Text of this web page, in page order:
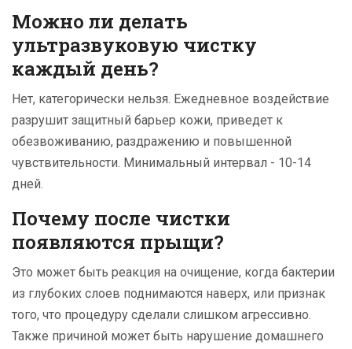
Можно ли делать
ультразвуковую чистку
каждый день?
Нет, категорически нельзя. Ежедневное воздействие
разрушит защитный барьер кожи, приведет к
обезвоживанию, раздражению и повышенной
чувствительности. Минимальный интервал - 10-14
дней.
Почему после чистки
появляются прыщи?
Это может быть реакция на очищение, когда бактерии
из глубоких слоев поднимаются наверх, или признак
того, что процедуру сделали слишком агрессивно.
Также причиной может быть нарушение домашнего